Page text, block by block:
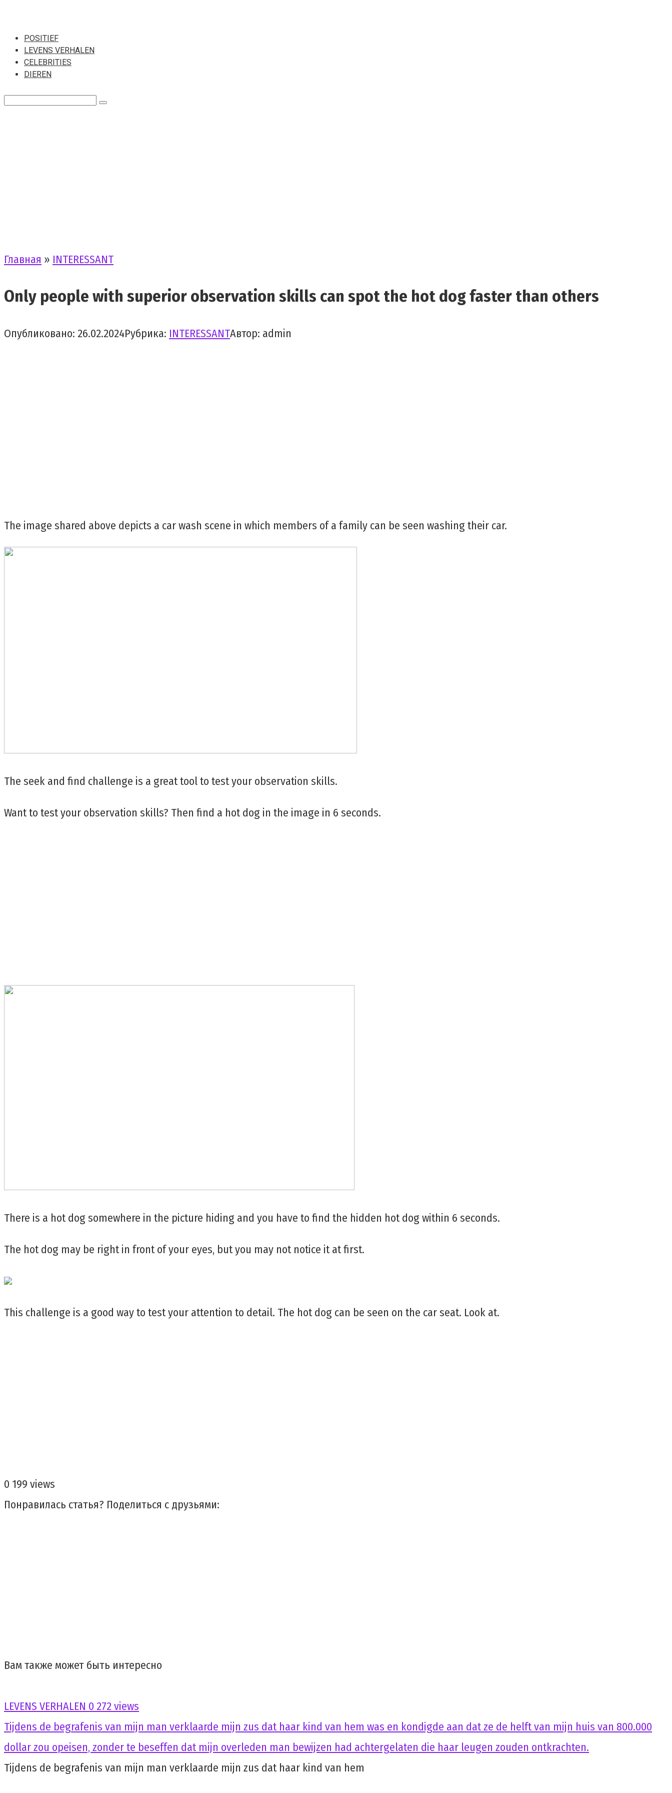
контенту
POSITIEF
LEVENS VERHALEN
CELEBRITIES
DIEREN
Поиск:
Главная » INTERESSANT
Only people with superior observation skills can spot the hot dog faster than others
Опубликовано: 26.02.2024Рубрика: INTERESSANTАвтор: admin
The image shared above depicts a car wash scene in which members of a family can be seen washing their car.
The seek and find challenge is a great tool to test your observation skills.
Want to test your observation skills? Then find a hot dog in the image in 6 seconds.
There is a hot dog somewhere in the picture hiding and you have to find the hidden hot dog within 6 seconds.
The hot dog may be right in front of your eyes, but you may not notice it at first.
This challenge is a good way to test your attention to detail. The hot dog can be seen on the car seat. Look at.
0 199 views
Понравилась статья? Поделиться с друзьями:
Вам также может быть интересно
LEVENS VERHALEN 0 272 views
Tijdens de begrafenis van mijn man verklaarde mijn zus dat haar kind van hem was en kondigde aan dat ze de helft van mijn huis van 800.000
dollar zou opeisen, zonder te beseffen dat mijn overleden man bewijzen had achtergelaten die haar leugen zouden ontkrachten.
Tijdens de begrafenis van mijn man verklaarde mijn zus dat haar kind van hem